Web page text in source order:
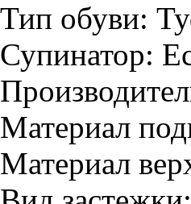
Тип обуви:
Супинатор:
Материал
Материал